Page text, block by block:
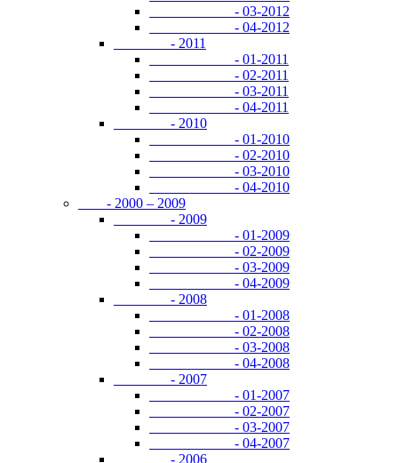
- 03-2012
- 04-2012
- 2011
- 01-2011
- 02-2011
- 03-2011
- 04-2011
- 2010
- 01-2010
- 02-2010
- 03-2010
- 04-2010
- 2000 – 2009
- 2009
- 01-2009
- 02-2009
- 03-2009
- 04-2009
- 2008
- 01-2008
- 02-2008
- 03-2008
- 04-2008
- 2007
- 01-2007
- 02-2007
- 03-2007
- 04-2007
- 2006